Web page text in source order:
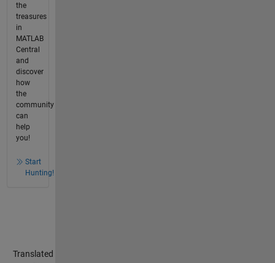
the
treasures
in
MATLAB
Central
and
discover
how
the
community
can
help
you!
Start
Hunting!
Translated